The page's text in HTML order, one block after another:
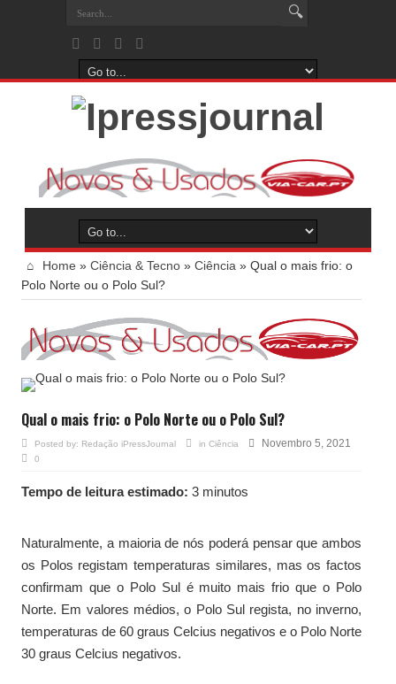
Home » Ciência & Tecno » Ciência » Qual o mais frio: o
Polo Norte ou o Polo Sul?
Qual o mais frio: o Polo Norte ou o Polo Sul?
Posted by: Redação iPressJournal in Ciência Novembro 5, 2021
0
Tempo de leitura estimado: 3 minutos
Naturalmente, a maioria de nós poderá pensar que ambos
os Polos registam temperaturas similares, mas os factos
confirmam que o Polo Sul é muito mais frio que o Polo
Norte. Em valores médios, o Polo Sul regista, no inverno,
temperaturas de 60 graus Celcius negativos e o Polo Norte
30 graus Celcius negativos.